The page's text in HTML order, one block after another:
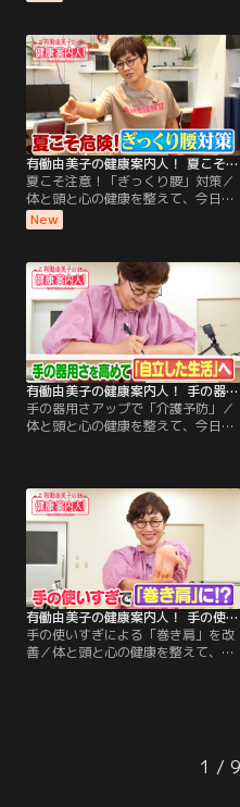
ましょう！ 今週のテーマは「夏こそ
る動作に注意！“椎間関節（ついか
んかんせつ）”タイプの腰痛対策」
をご案内します！ 後半は、有働さん
の「2分体操」！たった2分で元気な
足腰をめざす体操を、一緒に楽しく
やってみましょう！
有働由美子の健康案内人！ 夏こそ注意！「ぎっくり腰」対策
夏こそ注意！「ぎっくり腰」対策／
体と頭と心の健康を整えて、今日も
ごきげんな1日を過ごしましょう！
今週のテーマは「夏こそ気をつけた
でもなる可能性がある“ぎっくり
腰”の対策」をご案内します！ 後半
は、有働さんの「2分体操」！たっ
た2分で元気な足腰をめざす体操
を、一緒に楽しくやってみましょ
う！
New
有働由美子の健康案内人！ 手の器用さアップで「介護予防」
手の器用さアップで「介護予防」／
体と頭と心の健康を整えて、今日も
でも「自立した生活」を目指す方法
をご案内します！後半は、有働さん
の「2分体操」！たった2分で元気な
足腰をめざす体操を、一緒に楽しく
やってみましょう！
有働由美子の健康案内人！ 手の使いすぎによる「巻き肩」を改善
手の使いすぎによる「巻き肩」を改
善／体と頭と心の健康を整えて、今
たった2分で元気な足腰をめざす体
操を、一緒に楽しくやってみましょ
1